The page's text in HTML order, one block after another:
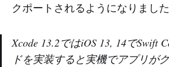
クポートされるようになりました
Xcode 13.2ではiOS 13, 14でSwift
ドを実装すると実機でアプリが